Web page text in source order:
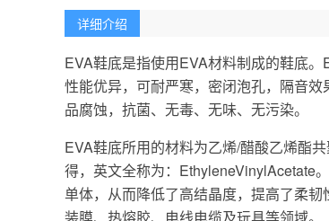
详细介绍
EVA鞋底是指使用EVA材料制成的鞋底
性能优异，可耐严寒，密闭泡孔，隔音
品腐蚀，抗菌、无毒、无味、无污染。
EVA鞋底所用的材料为乙烯/醋酸乙烯酯
得，英文全称为：EthyleneVinylAcetate
单体，从而降低了高结晶度，提高了柔